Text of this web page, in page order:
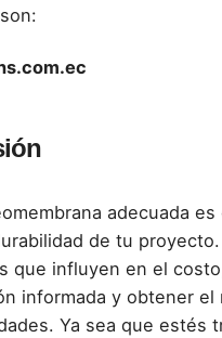
adecuada
de tu
que influyen en el
informada y obtener el
Ya sea que estés